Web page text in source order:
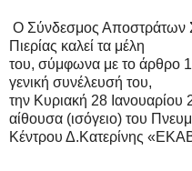
Ο Σύνδεσμος Αποστράτων
Πιερίας καλεί τα μέλη
του, σύμφωνα με το άρθρο
γενική συνέλευσή του,
την Κυριακή 28
αίθουσα (ισόγειο) του
Κέντρου Δ.Κατερίνης